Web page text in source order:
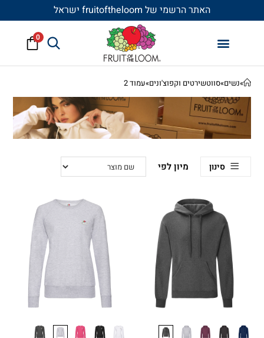
האתר הרשמי של fruitoftheloom ישראל
0
»נשים»סווטשירטים וקפוצ'ונים»עמוד 2
סינון